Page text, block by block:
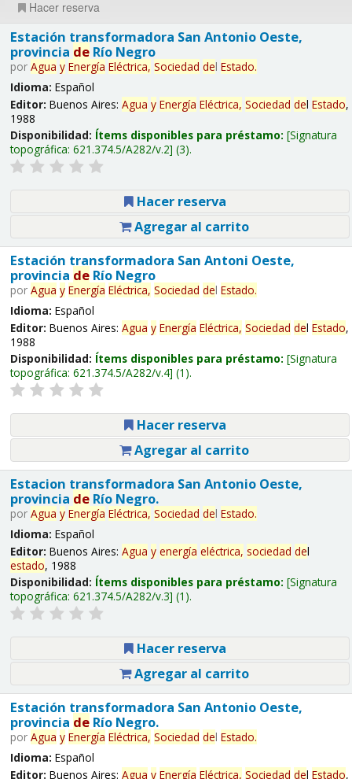
Hacer reserva
Estación transformadora San Antonio Oeste,
provincia deRío Negro
por Agua y Energía Eléctrica, Sociedad del Estado.
Idioma: Español
Editor: Buenos Aires: Agua y Energía Eléctrica, Sociedad del Estado,
1988
Disponibilidad: Ítems disponibles para préstamo: Signatura
topográfica: 621.374.5/A282/v.2 (3).
Hacer reserva
Agregar al carrito
Estación transformadora San Antoni Oeste,
provincia deRío Negro
por Agua y Energía Eléctrica, Sociedad del Estado.
Idioma: Español
Editor: Buenos Aires: Agua y Energía Eléctrica, Sociedad del Estado,
1988
Disponibilidad: Ítems disponibles para préstamo: Signatura
topográfica: 621.374.5/A282/v.4 (1).
Hacer reserva
Agregar al carrito
Estacion transformadora San Antonio Oeste,
provincia deRío Negro.
por Agua y Energía Eléctrica, Sociedad del Estado.
Idioma: Español
Editor: Buenos Aires: Agua y energía eléctrica, sociedad del
estado, 1988
Disponibilidad: Ítems disponibles para préstamo: Signatura
topográfica: 621.374.5/A282/v.3 (1).
Hacer reserva
Agregar al carrito
Estación transformadora San Antonio Oeste,
provincia deRío Negro.
por Agua y Energía Eléctrica, Sociedad del Estado.
Idioma: Español
Editor: Buenos Aires: Agua y Energía Eléctrica, Sociedad del Estado,